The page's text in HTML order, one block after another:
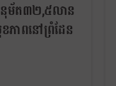
នុម័ត៣២,៥លាន
ភាពនៅព្រំដែន